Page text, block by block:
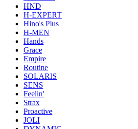
HND
H-EXPERT
Hino's Plus
H-MEN
Hands
Grace
Empire
Routine
SOLARIS
SENS
Feelin'
Strax
Proactive
JOLI